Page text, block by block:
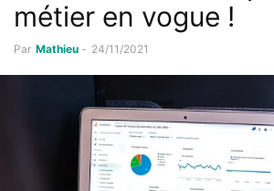
métier en vogue !
Par Mathieu - 24/11/2021